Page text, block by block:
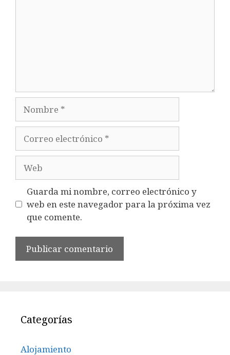
Nombre
electrónico
Guarda mi nombre, correo electrónico y
web en este navegador para la próxima vez
que comente.
Categorías
Alojamiento